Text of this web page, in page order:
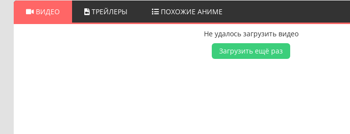
ВИДЕО ТРЕЙЛЕРЫ ПОХОЖИЕ АНИМЕ
Не удалось загрузить видео
Загрузить ещё раз